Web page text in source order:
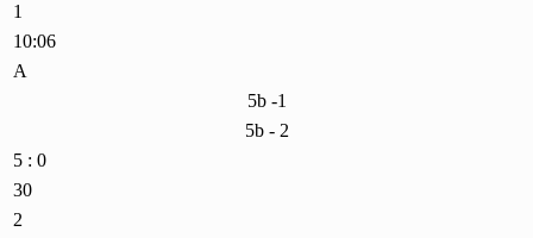
1
10:06
A
5b -1
5b - 2
5 : 0
30
2